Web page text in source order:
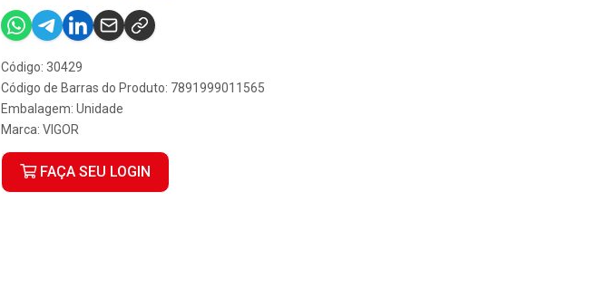
Código: 30429
Código de Barras do Produto: 7891999011565
Embalagem: Unidade
Marca: VIGOR
FAÇA SEU LOGIN